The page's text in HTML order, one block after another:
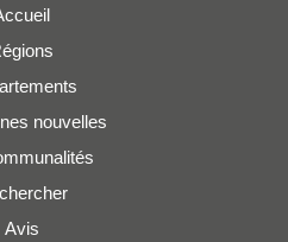
nouvelles
Avis